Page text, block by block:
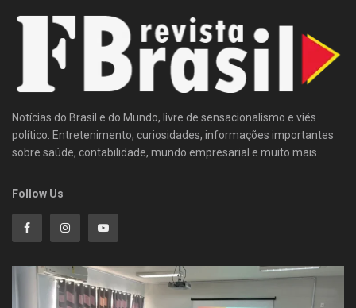
Notícias do Brasil e do Mundo, livre de sensacionalismo e viés
político. Entretenimento, curiosidades, informações importantes
sobre saúde, contabilidade, mundo empresarial e muito mais.
Follow Us